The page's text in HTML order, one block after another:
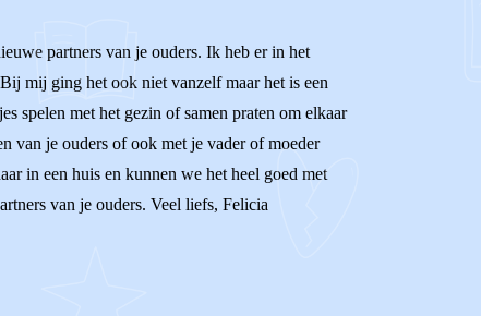
partners van je ouders. Ik heb er in het
mij ging het ook niet vanzelf maar het is een
spelen met het gezin of samen praten om elkaar
van je ouders of ook met je vader of moeder
in een huis en kunnen we het heel goed met
van je ouders. Veel liefs, Felicia